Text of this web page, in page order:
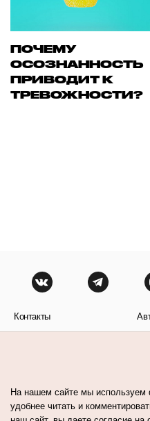
ПОЧЕМУ
ОСОЗНАННОСТЬ
ПРИВОДИТ К
ТРЕВОЖНОСТИ?
Контакты
На нашем сайте мы
удобнее читать и